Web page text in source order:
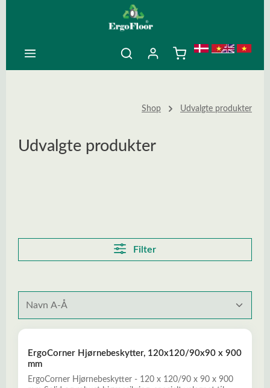
Shop Udvalgte produkter
Udvalgte produkter
Filter
ErgoCorner Hjørnebeskytter, 120x120/90x90 x 900
mm
ErgoCorner Hjørnebeskytter - 120 x 120/90 x 90 x 900